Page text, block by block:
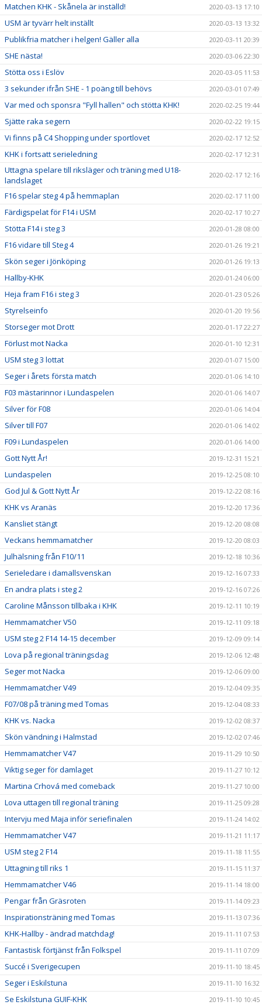
Matchen KHK - Skånela är inställd! 2020-03-13 17:10
USM är tyvärr helt inställt 2020-03-13 13:32
Publikfria matcher i helgen! Gäller alla 2020-03-11 20:39
SHE nästa! 2020-03-06 22:30
Stötta oss i Eslöv 2020-03-05 11:53
3 sekunder ifrån SHE - 1 poäng till behövs 2020-03-01 07:49
Var med och sponsra "Fyll hallen" och stötta KHK! 2020-02-25 19:44
Sjätte raka segern 2020-02-22 19:15
Vi finns på C4 Shopping under sportlovet 2020-02-17 12:52
KHK i fortsatt serieledning 2020-02-17 12:31
Uttagna spelare till riksläger och träning med U18-
landslaget
2020-02-17 12:16
F16 spelar steg 4 på hemmaplan 2020-02-17 11:00
Färdigspelat för F14 i USM 2020-02-17 10:27
Stötta F14 i steg 3 2020-01-28 08:00
F16 vidare till Steg 4 2020-01-26 19:21
Skön seger i Jönköping 2020-01-26 19:13
Hallby-KHK 2020-01-24 06:00
Heja fram F16 i steg 3 2020-01-23 05:26
Styrelseinfo 2020-01-20 19:56
Storseger mot Drott 2020-01-17 22:27
Förlust mot Nacka 2020-01-10 12:31
USM steg 3 lottat 2020-01-07 15:00
Seger i årets första match 2020-01-06 14:10
F03 mästarinnor i Lundaspelen 2020-01-06 14:07
Silver för F08 2020-01-06 14:04
Silver till F07 2020-01-06 14:02
F09 i Lundaspelen 2020-01-06 14:00
Gott Nytt År! 2019-12-31 15:21
Lundaspelen 2019-12-25 08:10
God Jul & Gott Nytt År 2019-12-22 08:16
KHK vs Aranäs 2019-12-20 17:36
Kansliet stängt 2019-12-20 08:08
Veckans hemmamatcher 2019-12-20 08:03
Julhälsning från F10/11 2019-12-18 10:36
Serieledare i damallsvenskan 2019-12-16 07:33
En andra plats i steg 2 2019-12-16 07:26
Caroline Månsson tillbaka i KHK 2019-12-11 10:19
Hemmamatcher V50 2019-12-11 09:18
USM steg 2 F14 14-15 december 2019-12-09 09:14
Lova på regional träningsdag 2019-12-06 12:48
Seger mot Nacka 2019-12-06 09:00
Hemmamatcher V49 2019-12-04 09:35
F07/08 på träning med Tomas 2019-12-04 08:33
KHK vs. Nacka 2019-12-02 08:37
Skön vändning i Halmstad 2019-12-02 07:46
Hemmamatcher V47 2019-11-29 10:50
Viktig seger för damlaget 2019-11-27 10:12
Martina Crhová med comeback 2019-11-27 10:00
Lova uttagen till regional träning 2019-11-25 09:28
Intervju med Maja inför seriefinalen 2019-11-24 14:02
Hemmamatcher V47 2019-11-21 11:17
USM steg 2 F14 2019-11-18 11:55
Uttagning till riks 1 2019-11-15 11:37
Hemmamatcher V46 2019-11-14 18:00
Pengar från Gräsroten 2019-11-14 09:23
Inspirationsträning med Tomas 2019-11-13 07:36
KHK-Hallby - ändrad matchdag! 2019-11-11 07:53
Fantastisk förtjänst från Folkspel 2019-11-11 07:09
Succé i Sverigecupen 2019-11-10 18:45
Seger i Eskilstuna 2019-11-10 16:32
Se Eskilstuna GUIF-KHK 2019-11-10 10:45